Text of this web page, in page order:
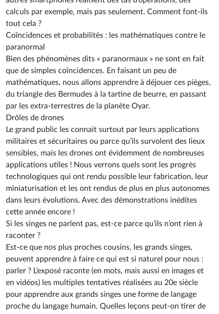
calculs par exemple, mais pas seulement. Comment font-ils
tout cela ?
Coïncidences et probabilités : les mathématiques contre le
paranormal
Bien des phénomènes dits « paranormaux » ne sont en fait
que de simples coïncidences. En faisant un peu de
mathématiques, nous allons apprendre à déjouer ces pièges,
du triangle des Bermudes à la tartine de beurre, en passant
par les extra-terrestres de la planète Oyar.
Drôles de drones
Le grand public les connait surtout par leurs applications
militaires et sécuritaires ou parce qu’ils survolent des lieux
sensibles, mais les drones ont évidemment de nombreuses
applications utiles ! Nous verrons quels sont les progrès
technologiques qui ont rendu possible leur fabrication, leur
miniaturisation et les ont rendus de plus en plus autonomes
dans leurs évolutions. Avec des démonstrations inédites
cette année encore !
Si les singes ne parlent pas, est-ce parce qu’ils n’ont rien à
raconter ?
Est-ce que nos plus proches cousins, les grands singes,
peuvent apprendre à faire ce qui est si naturel pour nous :
parler ? L’exposé raconte (en mots, mais aussi en images et
en vidéos) les multiples tentatives réalisées au 20e siècle
pour apprendre aux grands singes une forme de langage
proche du langage humain. Quelles leçons peut-on tirer de